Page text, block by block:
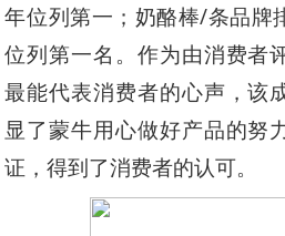
年位列第一；奶酪棒/条品牌
位列第一名。作为由消费者
最能代表消费者的心声，该
显了蒙牛用心做好产品的努
证，得到了消费者的认可。